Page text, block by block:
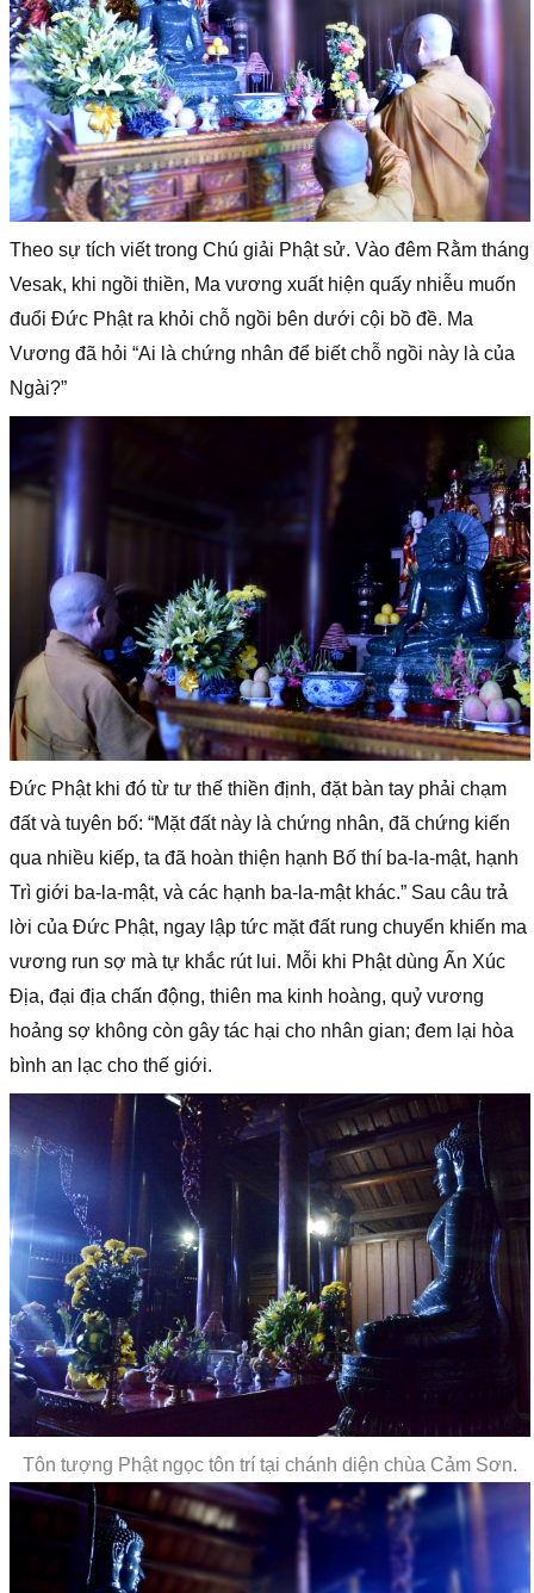
Theo sự tích viết trong Chú giải Phật sử. Vào đêm Rằm tháng
Vesak, khi ngồi thiền, Ma vương xuất hiện quấy nhiễu muốn
đuổi Đức Phật ra khỏi chỗ ngồi bên dưới cội bồ đề. Ma
Vương đã hỏi “Ai là chứng nhân để biết chỗ ngồi này là của
Ngài?”
Đức Phật khi đó từ tư thế thiền định, đặt bàn tay phải chạm
đất và tuyên bố: “Mặt đất này là chứng nhân, đã chứng kiến
qua nhiều kiếp, ta đã hoàn thiện hạnh Bố thí ba-la-mật, hạnh
Trì giới ba-la-mật, và các hạnh ba-la-mật khác.” Sau câu trả
lời của Đức Phật, ngay lập tức mặt đất rung chuyển khiến ma
vương run sợ mà tự khắc rút lui. Mỗi khi Phật dùng Ấn Xúc
Ðịa, đại địa chấn động, thiên ma kinh hoàng, quỷ vương
hoảng sợ không còn gây tác hại cho nhân gian; đem lại hòa
bình an lạc cho thế giới.
Tôn tượng Phật ngọc tôn trí tại chánh diện chùa Cảm Sơn.